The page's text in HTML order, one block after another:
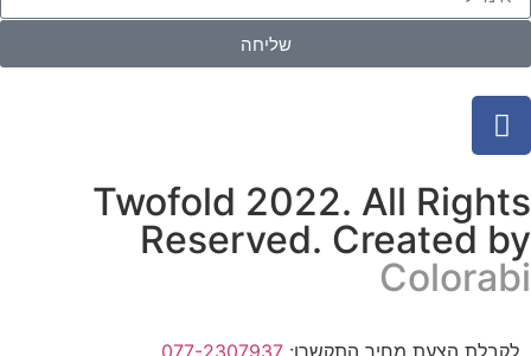
שליחה
Twofold 2022. All Rights
Reserved. Created by
Colorabi